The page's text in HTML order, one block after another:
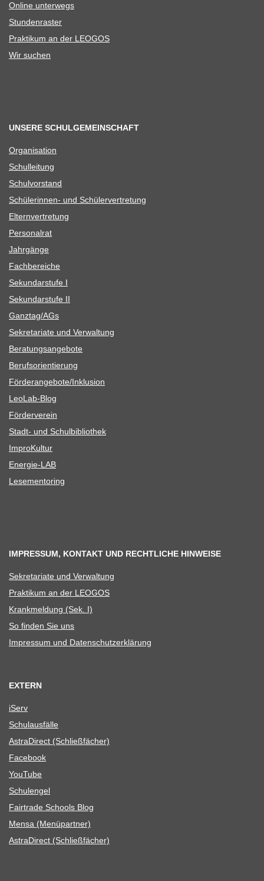
Online unter­wegs
Stun­den­ras­ter
Prak­ti­kum an der LEOGOS
Wir suchen
UNSERE SCHULGEMEINSCHAFT
Orga­ni­sa­tion
Schul­lei­tung
Schul­vor­stand
Schü­le­rin­nen- und Schülervertretung
Eltern­ver­tre­tung
Per­so­nal­rat
Jahr­gänge
Fach­be­rei­che
Sekun­dar­stufe I
Sekun­dar­stufe II
Ganztag/​​AGs
Sekre­ta­riate und Verwaltung
Bera­tungs­an­ge­bote
Berufs­ori­en­tie­rung
Förderangebote/​​Inklusion
Leo­Lab-Blog
För­der­ver­ein
Stadt- und Schulbibliothek
Impro­Kul­tur
Ener­­gie-LAB
Lese­men­to­ring
IMPRESSUM, KONTAKT UND RECHTLICHE HINWEISE
Sekre­ta­riate und Verwaltung
Prak­ti­kum an der LEOGOS
Krank­mel­dung (Sek. I)
So fin­den Sie uns
Impres­sum und Datenschutzerklärung
EXTERN
iServ
Schul­aus­fälle
Astra­Di­rect (Schließ­fä­cher)
Face­book
You­Tube
Schul­en­gel
Fair­trade Schools Blog
Mensa (Menü­part­ner)
Astra­Di­rect (Schließ­fä­cher)